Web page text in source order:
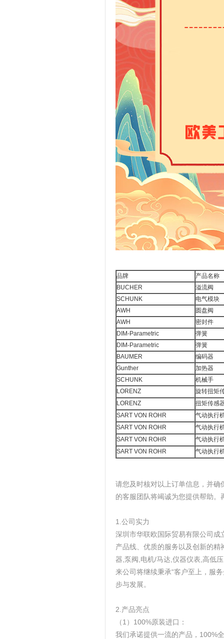
品牌
产品名称
BUCHER
溢流阀
SCHUNK
电气模块
AWH
圆盘阀
AWH
密封件
DIM-Parametric
弹簧
DIM-Parametric
弹簧
BAUMER
编码器
Gunther
加热器
SCHUNK
机械手
LORENZ
旋转扭矩
LORENZ
扭矩传感
SART VON ROHR
气动执行
SART VON ROHR
气动执行
SART VON ROHR
气动执行
SART VON ROHR
气动执行
请您及时核对以上订单信息，并
的客服团队将竭诚为您提供帮助
1.公司实力
深圳市华联欧国际贸易有限公司
产品线、优质的服务以及创新的
器,泵阀,电机/马达,仪器仪表,高低
来公司将继续秉承“客户至上，服
步与发展。
2.产品亮点
（1）100%原装进口：
我们承诺提供一流的产品，100%